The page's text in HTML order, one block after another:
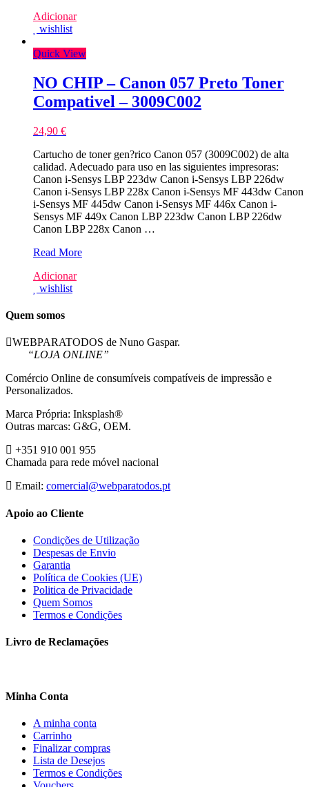
Adicionar
wishlist
Quick View
NO CHIP – Canon 057 Preto Toner
Compativel – 3009C002
24,90 €
Cartucho de toner gen?rico Canon 057 (3009C002) de alta
calidad. Adecuado para uso en las siguientes impresoras:
Canon i-Sensys LBP 223dw Canon i-Sensys LBP 226dw
Canon i-Sensys LBP 228x Canon i-Sensys MF 443dw Canon
i-Sensys MF 445dw Canon i-Sensys MF 446x Canon i-
Sensys MF 449x Canon LBP 223dw Canon LBP 226dw
Canon LBP 228x Canon …
NO
–
Canon
Preto
Compativel
–
Read More
Adicionar
wishlist
Quem somos
WEBPARATODOS de Nuno Gaspar.
“LOJA ONLINE”
Comércio Online de consumíveis compatíveis de impressão e
Personalizados.
Marca Própria: Inksplash®
Outras marcas: G&G, OEM.
+351 910 001 955
Chamada para rede móvel nacional
Email: comercial@webparatodos.pt
Apoio ao Cliente
Condições de Utilização
Despesas de Envio
Garantia
Política de Cookies (UE)
Politica de Privacidade
Quem Somos
Termos e Condições
Livro de Reclamações
Minha Conta
A minha conta
Carrinho
Finalizar compras
Lista de Desejos
Termos e Condições